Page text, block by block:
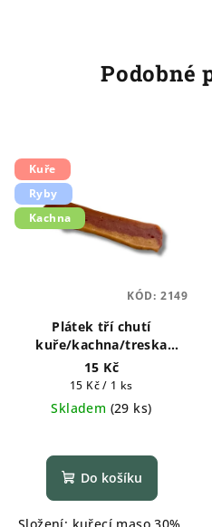
Podobné
Kuře
Ryby
Kachna
Plátek tří chutí
kuře/kachna/treska
měkké 1ks
15 Kč
Měrná
cena:
15 Kč / 1 ks
Skladem (29 ks)
Do košíku
KÓD: 2149